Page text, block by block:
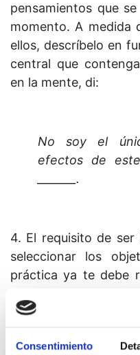
Consentimiento
pensamientos que
momento. A medida
ellos, descríbelo en
central que
en la mente, di:
No soy el
efectos de
_______.
4. El requisito de ser
seleccionar los
práctica ya te debe
estas alturas, y
repetirá
en cuando a modo
sin embargo, que